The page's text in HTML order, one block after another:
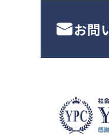
お問